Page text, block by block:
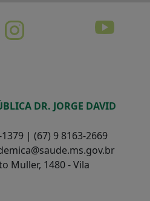
DR. JORGE DAVID
| (67) 9 8163-2669
Muller, 1480 - Vila